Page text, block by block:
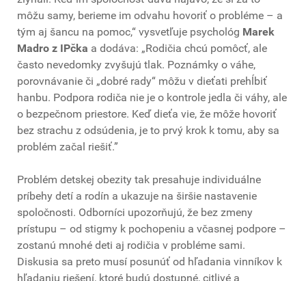
môžu samy, berieme im odvahu hovoriť o probléme – a
tým aj šancu na pomoc,“ vysvetľuje psychológ Marek
Madro z IPčka a dodáva: „Rodičia chcú pomôcť, ale
často nevedomky zvyšujú tlak. Poznámky o váhe,
porovnávanie či „dobré rady“ môžu v dieťati prehĺbiť
hanbu. Podpora rodiča nie je o kontrole jedla či váhy, ale
o bezpečnom priestore. Keď dieťa vie, že môže hovoriť
bez strachu z odsúdenia, je to prvý krok k tomu, aby sa
problém začal riešiť.”
Problém detskej obezity tak presahuje individuálne
príbehy detí a rodín a ukazuje na širšie nastavenie
spoločnosti. Odborníci upozorňujú, že bez zmeny
prístupu – od stigmy k pochopeniu a včasnej podpore –
zostanú mnohé deti aj rodičia v probléme sami.
Diskusia sa preto musí posunúť od hľadania vinníkov k
hľadaniu riešení, ktoré budú dostupné, citlivé a